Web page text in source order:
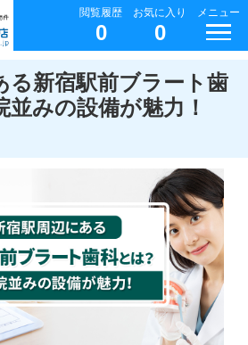
閲覧履歴
0
お気に入り
0
メニュー
る新宿駅前ブラート歯
みの設備が魅力！